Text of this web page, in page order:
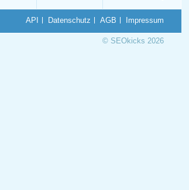
API Datenschutz AGB Impressum
© SEOkicks 2026